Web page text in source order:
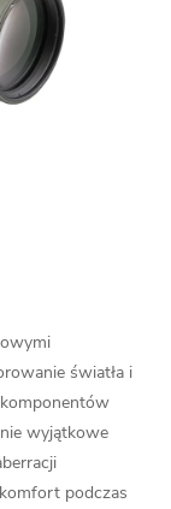
światła i
wyjątkowe
podczas